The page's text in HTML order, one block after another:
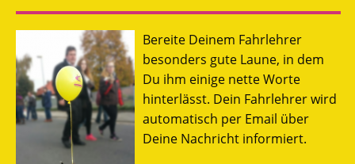
Bereite Deinem Fahrlehrer
besonders gute Laune, in dem
Du ihm einige nette Worte
hinterlässt. Dein Fahrlehrer wird
automatisch per Email über
Deine Nachricht informiert.